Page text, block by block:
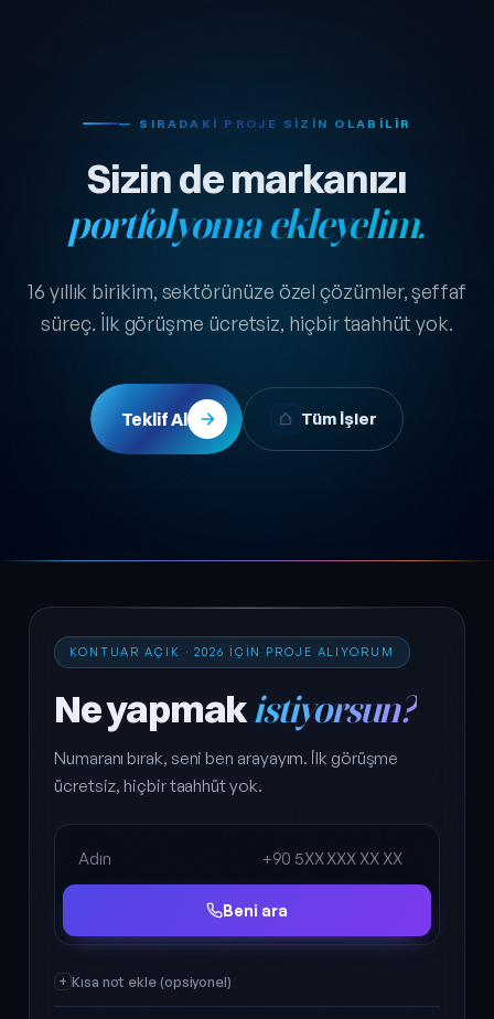
— SIRADAKI PROJE SIZIN OLABILIR
Sizin de markanızı
portfolyoma ekleyelim.
16 yıllık birikim, sektörünüze özel çözümler, şeffaf
süreç. İlk görüşme ücretsiz, hiçbir taahhüt yok.
Teklif Al Tüm İşler
KONTUAR AÇIK · 2026 IÇIN PROJE ALIYORUM
Ne yapmakistiyorsun?
Numaranı bırak, seni ben arayayım. İlk görüşme
ücretsiz, hiçbir taahhüt yok.
Ad Soyad
Telefon
Beni ara
Kısa not ekle (opsiyonel)